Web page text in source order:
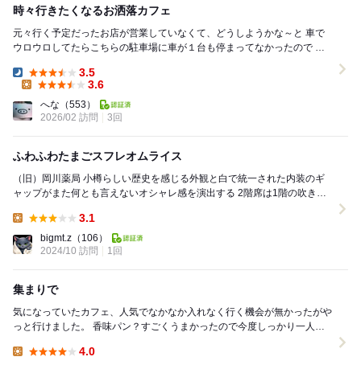
時々行きたくなるお洒落カフェ
元々行く予定だったお店が営業していなくて、どうしようかな～と 車で
ウロウロしてたらこちらの駐車場に車が１台も停まってなかったので 入
Dinner:
3.5
3.6
へな （553）
2026/02 訪問
3回
ふわふわたまごスフレオムライス
（旧）岡川薬局 小樽らしい歴史を感じる外観と白で統一された内装のギ
ャップがまた何とも言えないオシャレ感を演出する 2階席は1階の吹き抜
3.1
bigmt.z （106）
2024/10 訪問
1回
集まりで
気になっていたカフェ、人気でなかなか入れなく行く機会が無かったがや
っと行けました。 香味パン？すごくうまかったので今度しっかり一人で
4.0